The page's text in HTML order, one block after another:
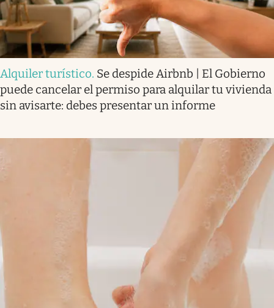
Alquiler turístico. Se despide Airbnb | El Gobierno
puede cancelar el permiso para alquilar tu vivienda
sin avisarte: debes presentar un informe